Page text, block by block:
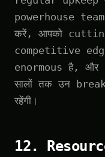
powerhouse
करें, आपको
competitive
enormous है, और
सालों तक उन
रहेंगी।
12.